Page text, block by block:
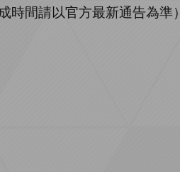
時間請以官方最新通告為準）